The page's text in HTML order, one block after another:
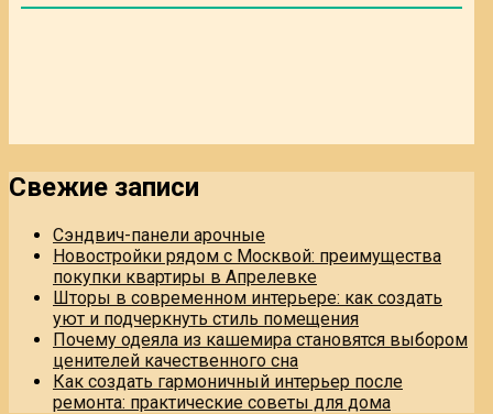
Свежие записи
Сэндвич-панели арочные
Новостройки рядом с Москвой: преимущества
покупки квартиры в Апрелевке
Шторы в современном интерьере: как создать
уют и подчеркнуть стиль помещения
Почему одеяла из кашемира становятся выбором
ценителей качественного сна
Как создать гармоничный интерьер после
ремонта: практические советы для дома